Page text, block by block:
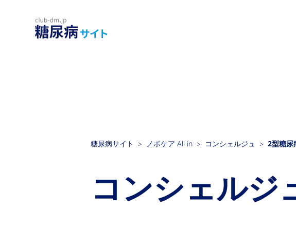
糖尿病サイト ノボケア All in コンシェルジュ 2型糖尿
コンシェルジ